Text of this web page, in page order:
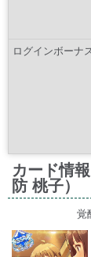
ログインボーナ
カード情
防 桃子）
覚